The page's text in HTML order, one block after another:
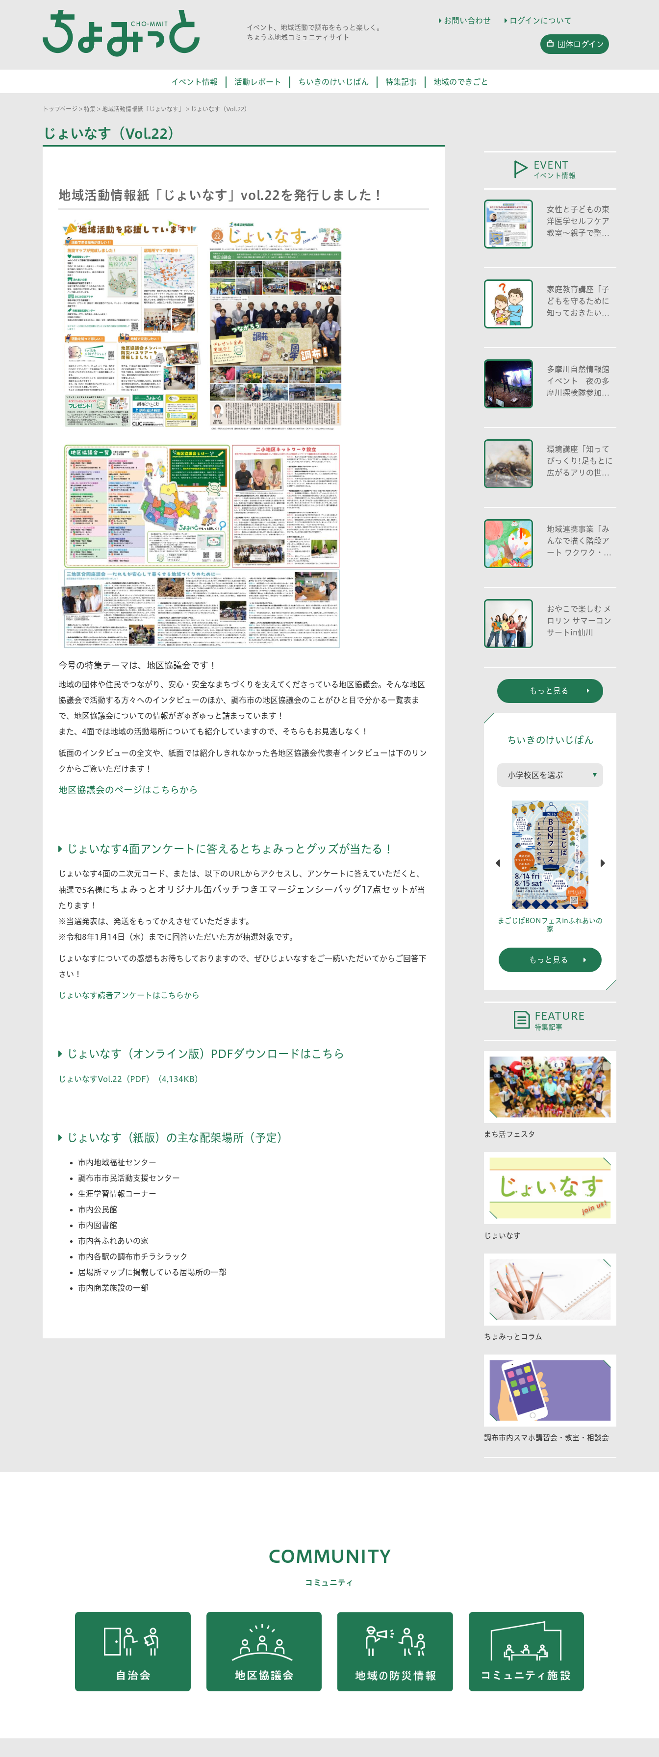
イベント、地域活動で調布をもっと楽しく。
ちょうふ地域コミュニティサイト
お問い合わせ ログインについて
団体ログイン
イベント情報 活動レポート ちいきのけいじばん 特集記事 地域のできごと
トップページ > 特集 > 地域活動情報紙「じょいなす」 > じょいなす（Vol.22）
じょいなす（Vol.22）
地域活動情報紙「じょいなす」vol.22を発行しました！
今号の特集テーマは、地区協議会です！
地域の団体や住民でつながり、安心・安全なまちづくりを支えてくださっている地区協議会。そんな地区
協議会で活動する方々へのインタビューのほか、調布市の地区協議会のことがひと目で分かる一覧表ま
で、地区協議会についての情報がぎゅぎゅっと詰まっています！
また、4面では地域の活動場所についても紹介していますので、そちらもお見逃しなく！
紙面のインタビューの全文や、紙面では紹介しきれなかった各地区協議会代表者インタビューは下のリン
クからご覧いただけます！
地区協議会のページはこちらから
じょいなす4面アンケートに答えるとちょみっとグッズが当たる！
じょいなす4面の二次元コード、または、以下のURLからアクセスし、アンケートに答えていただくと、
抽選で5名様に ちょみっとオリジナル缶バッチつきエマージェンシーバッグ17点セット が当
たります！
※当選発表は、発送をもってかえさせていただきます。
※令和8年1月14日（水）までに回答いただいた方が抽選対象です。
じょいなすについての感想もお待ちしておりますので、ぜひじょいなすをご一読いただいてからご回答下
さい！
じょいなす読者アンケートはこちらから
じょいなす（オンライン版）PDFダウンロードはこちら
じょいなすVol.22（PDF）（4,134KB）
じょいなす（紙版）の主な配架場所（予定）
市内地域福祉センター
調布市市民活動支援センター
生涯学習情報コーナー
市内公民館
市内図書館
市内各ふれあいの家
市内各駅の調布市チラシラック
居場所マップに掲載している居場所の一部
市内商業施設の一部
EVENT
イベント情報
女性と子どもの東
洋医学セルフケア
教室～親子で整え
家庭教育講座「子
どもを守るために
知っておきたいこ
多摩川自然情報館
イベント 夜の多
摩川探検隊参加者
環境講座「知って
びっくり!足もとに
広がるアリの世界
地域連携事業「み
んなで描く階段ア
ート ワクワク・自
おやこで楽しむ メ
ロリン サマーコン
サートin仙川
もっと見る
ちいきのけいじばん
まごじばBONフェスinふれあいの
家
もっと見る
FEATURE
特集記事
まち活フェスタ
じょいなす
ちょみっとコラム
調布市内スマホ講習会・教室・相談会
COMMUNITY
コミュニティ